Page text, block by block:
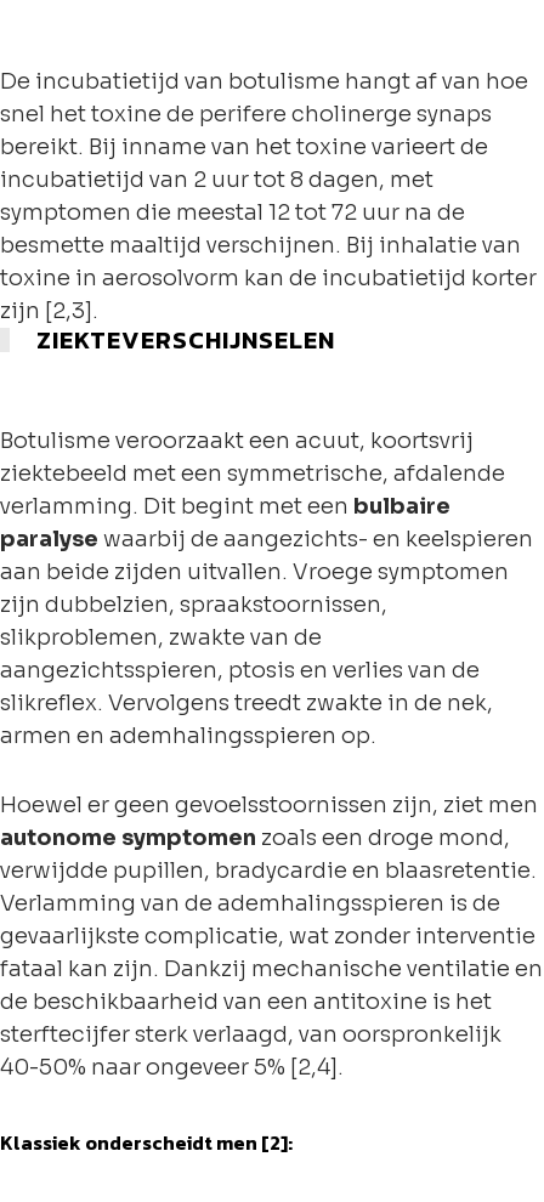
De incubatietijd van botulisme hangt af van hoe
snel het toxine de perifere cholinerge synaps
bereikt. Bij inname van het toxine varieert de
incubatietijd van 2 uur tot 8 dagen, met
symptomen die meestal 12 tot 72 uur na de
besmette maaltijd verschijnen. Bij inhalatie van
toxine in aerosolvorm kan de incubatietijd korter
zijn [2,3].
ZIEKTEVERSCHIJNSELEN
Botulisme veroorzaakt een acuut, koortsvrij
ziektebeeld met een symmetrische, afdalende
verlamming. Dit begint met een bulbaire
paralyse waarbij de aangezichts- en keelspieren
aan beide zijden uitvallen. Vroege symptomen
zijn dubbelzien, spraakstoornissen,
slikproblemen, zwakte van de
aangezichtsspieren, ptosis en verlies van de
slikreflex. Vervolgens treedt zwakte in de nek,
armen en ademhalingsspieren op.
Hoewel er geen gevoelsstoornissen zijn, ziet men
autonome symptomen zoals een droge mond,
verwijdde pupillen, bradycardie en blaasretentie.
Verlamming van de ademhalingsspieren is de
gevaarlijkste complicatie, wat zonder interventie
fataal kan zijn. Dankzij mechanische ventilatie en
de beschikbaarheid van een antitoxine is het
sterftecijfer sterk verlaagd, van oorspronkelijk
40-50% naar ongeveer 5% [2,4].
Klassiek onderscheidt men [2]: